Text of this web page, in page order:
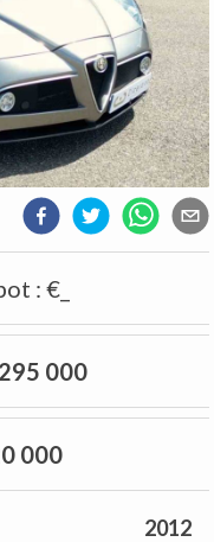
: €_
000
000
2012